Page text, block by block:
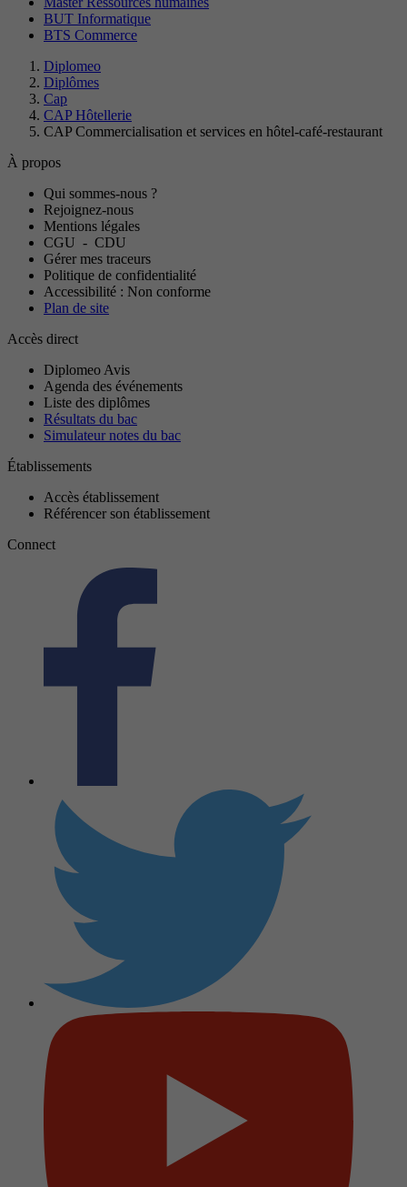
BUT Informatique
BTS Commerce
Diplomeo
Diplômes
Cap
CAP Hôtellerie
CAP Commercialisation et services en hôtel-café-restaurant
À propos
Qui sommes-nous ?
Rejoignez-nous
Mentions légales
CGU - CDU
Gérer mes traceurs
Politique de confidentialité
Accessibilité : Non conforme
Plan de site
Accès direct
Diplomeo Avis
Agenda des événements
Liste des diplômes
Résultats du bac
Simulateur notes du bac
Établissements
Accès établissement
Référencer son établissement
Connect